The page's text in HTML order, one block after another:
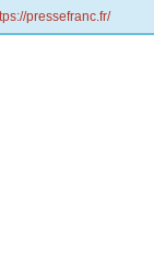
pressefranc.fr/